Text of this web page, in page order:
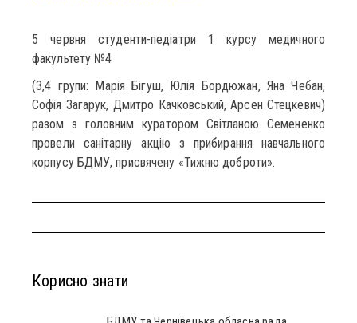
5 червня студенти-педіатри 1 курсу медичного
факультету №4
(3,4 групи: Марія Бігуш, Юлія Бордюжан, Яна Чебан,
Софія Загарук, Дмитро Качковський, Арсен Стецкевич)
разом з головним куратором Світланою Семененко
провели санітарну акцію з прибирання навчального
корпусу БДМУ, присвячену «Тижню доброти».
Корисно знати